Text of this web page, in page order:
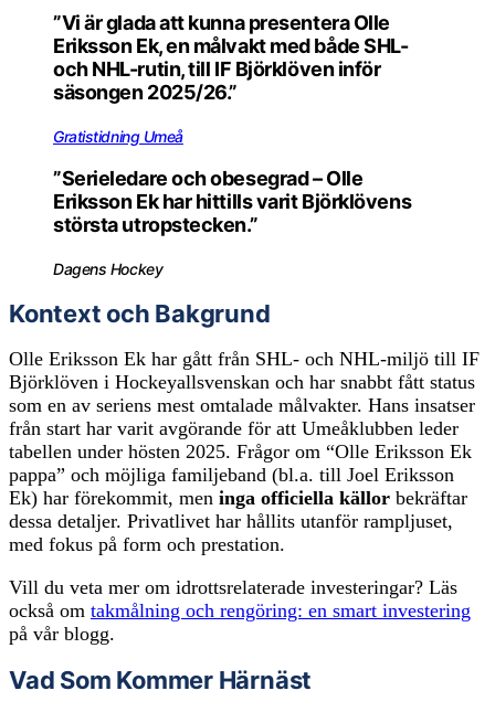
”Vi är glada att kunna presentera Olle
Eriksson Ek, en målvakt med både SHL-
och NHL-rutin, till IF Björklöven inför
säsongen 2025/26.”
Gratistidning Umeå
”Serieledare och obesegrad – Olle
Eriksson Ek har hittills varit Björklövens
största utropstecken.”
Dagens Hockey
Kontext och Bakgrund
Olle Eriksson Ek har gått från SHL- och NHL‑miljö till IF
Björklöven i Hockeyallsvenskan och har snabbt fått status
som en av seriens mest omtalade målvakter. Hans insatser
från start har varit avgörande för att Umeåklubben leder
tabellen under hösten 2025. Frågor om “Olle Eriksson Ek
pappa” och möjliga familjeband (bl.a. till Joel Eriksson
Ek) har förekommit, men inga officiella källor bekräftar
dessa detaljer. Privatlivet har hållits utanför rampljuset,
med fokus på form och prestation.
Vill du veta mer om idrottsrelaterade investeringar? Läs
också om takmålning och rengöring: en smart investering
på vår blogg.
Vad Som Kommer Härnäst